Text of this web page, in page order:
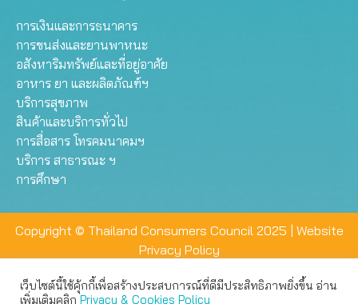
การเงินและการธนาคาร
การขนส่งและยานพาหนะ
อสังหาริมทรัพย์และที่อยู่อาศัย
อาหาร ยา และผลิตภัณฑ์ฯ
บริการสุขภาพ
สินค้าและบริการทั่วไป
การสื่อสาร โทรคมนาคมฯ
บริการ สาธารณะ ฯ
การศึกษา
Copyright © Thailand Consumers Council 2025 | Website
Privacy Policy
เว็บไซต์นี้ใช้คุ้กกี้เพื่อสร้างประสบการณ์ที่ดีมีประสิทธิภาพยิ่งขึ้น อ่าน
เพิ่มเติมคลิกPrivacy & Cookies Policy
เว็บไซต์นี้ใช้คุกกี้เพื่อมอบประสบการณ์การใช้งานที่ดีให้แก่ท่าน คุณ